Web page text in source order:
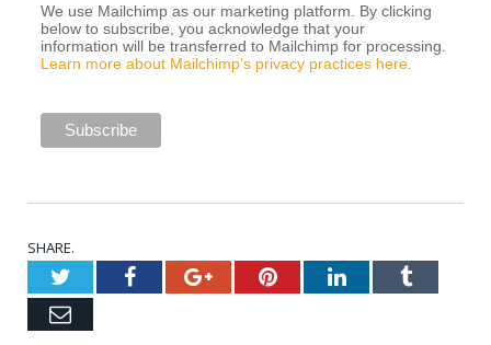
We use Mailchimp as our marketing platform. By clicking
below to subscribe, you acknowledge that your
information will be transferred to Mailchimp for processing.
Learn more about Mailchimp’s privacy practices here.
SHARE.
TwitterFacebookGoogle+PinterestLinkedInTumblr
Email